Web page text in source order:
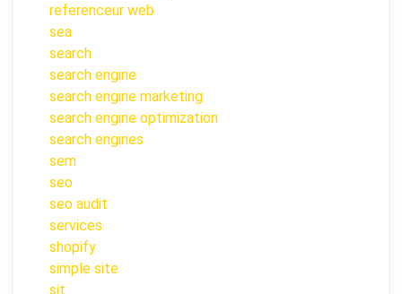
referenceur web
sea
search
search engine
search engine marketing
search engine optimization
search engines
sem
seo
seo audit
services
shopify
simple site
sit